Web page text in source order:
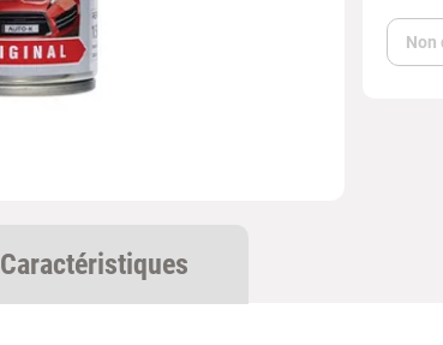
Non
Caractéristiques